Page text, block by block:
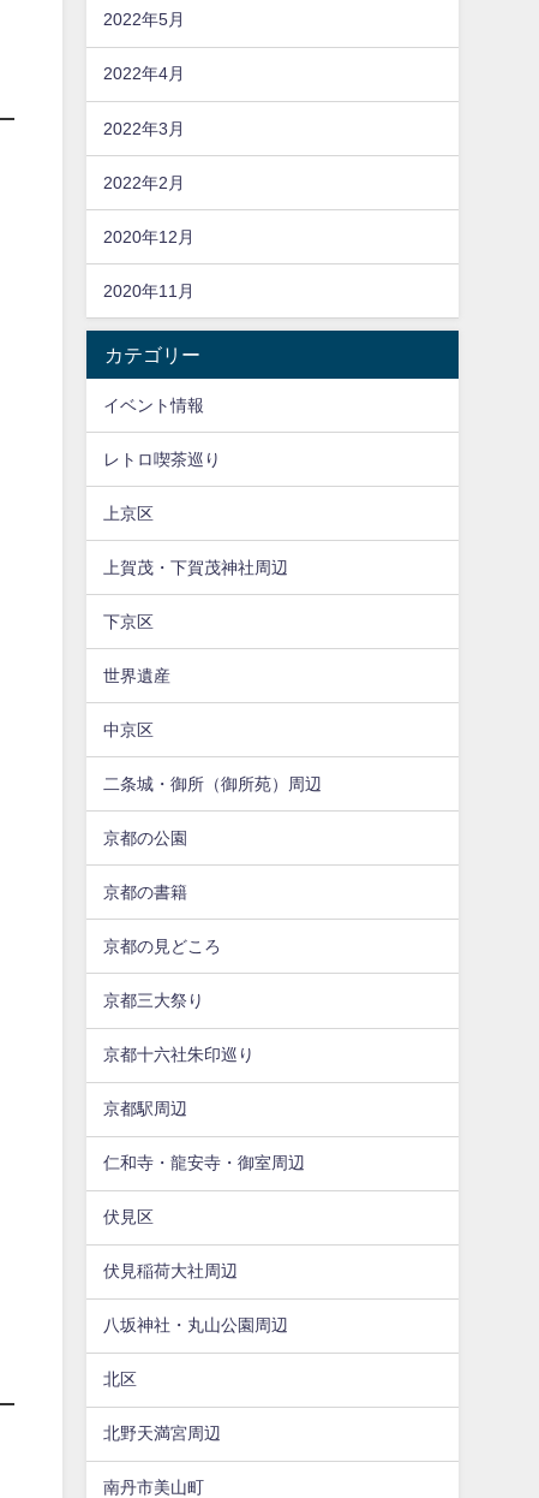
2022年5月
2022年4月
2022年3月
2022年2月
2020年12月
2020年11月
カテゴリー
イベント情報
レトロ喫茶巡り
上京区
上賀茂・下賀茂神社周辺
下京区
世界遺産
中京区
二条城・御所（御所苑）周辺
京都の公園
京都の書籍
京都の見どころ
京都三大祭り
京都十六社朱印巡り
京都駅周辺
仁和寺・龍安寺・御室周辺
伏見区
伏見稲荷大社周辺
八坂神社・丸山公園周辺
北区
北野天満宮周辺
南丹市美山町